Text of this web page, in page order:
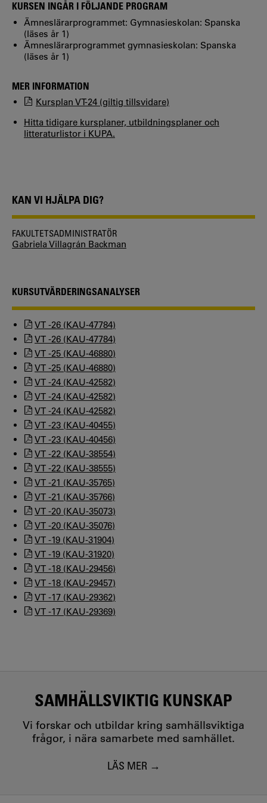
KURSEN INGÅR I FÖLJANDE PROGRAM
Ämneslärarprogrammet: Gymnasieskolan: Spanska
(läses år 1)
Ämneslärarprogrammet gymnasieskolan: Spanska
(läses år 1)
MER INFORMATION
Kursplan VT-24 (giltig tillsvidare)
Hitta tidigare kursplaner, utbildningsplaner och
litteraturlistor i KUPA.
KAN VI HJÄLPA DIG?
FAKULTETSADMINISTRATÖR
Gabriela Villagrán Backman
KURSUTVÄRDERINGSANALYSER
VT -26 (KAU-47784)
VT -26 (KAU-47784)
VT -25 (KAU-46880)
VT -25 (KAU-46880)
VT -24 (KAU-42582)
VT -24 (KAU-42582)
VT -24 (KAU-42582)
VT -23 (KAU-40455)
VT -23 (KAU-40456)
VT -22 (KAU-38554)
VT -22 (KAU-38555)
VT -21 (KAU-35765)
VT -21 (KAU-35766)
VT -20 (KAU-35073)
VT -20 (KAU-35076)
VT -19 (KAU-31904)
VT -19 (KAU-31920)
VT -18 (KAU-29456)
VT -18 (KAU-29457)
VT -17 (KAU-29362)
VT -17 (KAU-29369)
SAMHÄLLSVIKTIG KUNSKAP
Vi forskar och utbildar kring samhällsviktiga
frågor, i nära samarbete med samhället.
LÄS MER